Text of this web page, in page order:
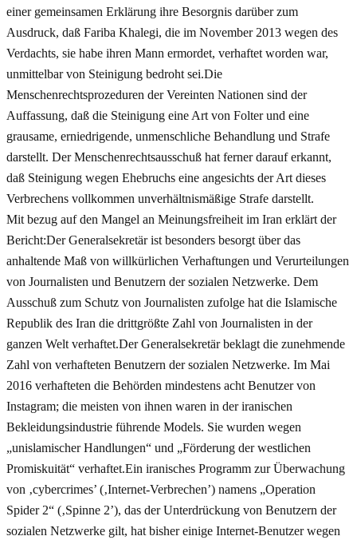
einer gemeinsamen Erklärung ihre Besorgnis darüber zum
Ausdruck, daß Fariba Khalegi, die im November 2013 wegen des
Verdachts, sie habe ihren Mann ermordet, verhaftet worden war,
unmittelbar von Steinigung bedroht sei.Die
Menschenrechtsprozeduren der Vereinten Nationen sind der
Auffassung, daß die Steinigung eine Art von Folter und eine
grausame, erniedrigende, unmenschliche Behandlung und Strafe
darstellt. Der Menschenrechtsausschuß hat ferner darauf erkannt,
daß Steinigung wegen Ehebruchs eine angesichts der Art dieses
Verbrechens vollkommen unverhältnismäßige Strafe darstellt.
Mit bezug auf den Mangel an Meinungsfreiheit im Iran erklärt der
Bericht:Der Generalsekretär ist besonders besorgt über das
anhaltende Maß von willkürlichen Verhaftungen und Verurteilungen
von Journalisten und Benutzern der sozialen Netzwerke. Dem
Ausschuß zum Schutz von Journalisten zufolge hat die Islamische
Republik des Iran die drittgrößte Zahl von Journalisten in der
ganzen Welt verhaftet.Der Generalsekretär beklagt die zunehmende
Zahl von verhafteten Benutzern der sozialen Netzwerke. Im Mai
2016 verhafteten die Behörden mindestens acht Benutzer von
Instagram; die meisten von ihnen waren in der iranischen
Bekleidungsindustrie führende Models. Sie wurden wegen
„unislamischer Handlungen“ und „Förderung der westlichen
Promiskuität“ verhaftet.Ein iranisches Programm zur Überwachung
von ‚cybercrimes’ (‚Internet-Verbrechen’) namens „Operation
Spider 2“ (‚Spinne 2’), das der Unterdrückung von Benutzern der
sozialen Netzwerke gilt, hat bisher einige Internet-Benutzer wegen